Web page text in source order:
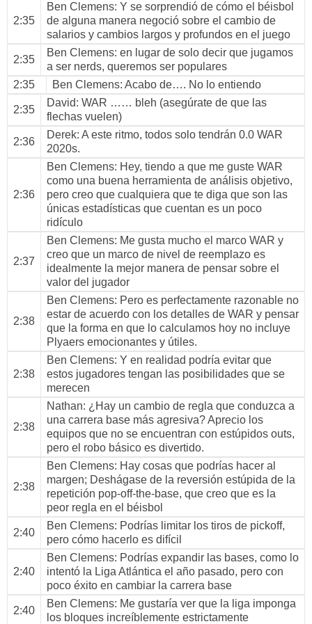
2:35
Ben Clemens: Y se sorprendió de cómo el béisbol
de alguna manera negoció sobre el cambio de
salarios y cambios largos y profundos en el juego
2:35
Ben Clemens: en lugar de solo decir que jugamos
a ser nerds, queremos ser populares
2:35
Ben Clemens: Acabo de…. No lo entiendo
2:35
David: WAR …… bleh (asegúrate de que las
flechas vuelen)
2:36
Derek: A este ritmo, todos solo tendrán 0.0 WAR
2020s.
2:36
Ben Clemens: Hey, tiendo a que me guste WAR
como una buena herramienta de análisis objetivo,
pero creo que cualquiera que te diga que son las
únicas estadísticas que cuentan es un poco
ridículo
2:37
Ben Clemens: Me gusta mucho el marco WAR y
creo que un marco de nivel de reemplazo es
idealmente la mejor manera de pensar sobre el
valor del jugador
2:38
Ben Clemens: Pero es perfectamente razonable no
estar de acuerdo con los detalles de WAR y pensar
que la forma en que lo calculamos hoy no incluye
Plyaers emocionantes y útiles.
2:38
Ben Clemens: Y en realidad podría evitar que
estos jugadores tengan las posibilidades que se
merecen
2:38
Nathan: ¿Hay un cambio de regla que conduzca a
una carrera base más agresiva? Aprecio los
equipos que no se encuentran con estúpidos outs,
pero el robo básico es divertido.
2:38
Ben Clemens: Hay cosas que podrías hacer al
margen; Deshágase de la reversión estúpida de la
repetición pop-off-the-base, que creo que es la
peor regla en el béisbol
2:40
Ben Clemens: Podrías limitar los tiros de pickoff,
pero cómo hacerlo es difícil
2:40
Ben Clemens: Podrías expandir las bases, como lo
intentó la Liga Atlántica el año pasado, pero con
poco éxito en cambiar la carrera base
2:40
Ben Clemens: Me gustaría ver que la liga imponga
los bloques increíblemente estrictamente